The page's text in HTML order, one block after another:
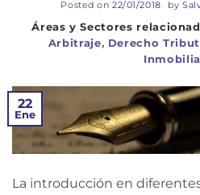
Arbitraje, Derecho
Posted on22/01/2018 by
22
Ene
La introducción en